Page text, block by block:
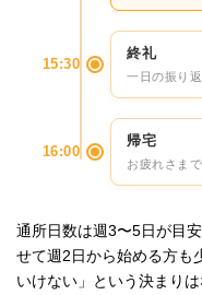
15:30
終礼
一日の振り
16:00
帰宅
お疲れさま
通所日数は週3〜5日が目
せて週2日から始める方も
いけない」という決まり